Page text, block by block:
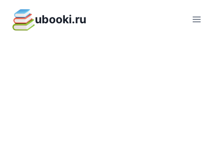
содержимому
ubooki.ru